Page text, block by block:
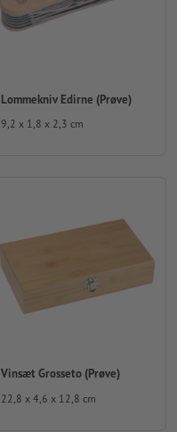
Lommekniv Edirne (Prøve)
9,2 x 1,8 x 2,3 cm
Vinsæt Grosseto (Prøve)
22,8 x 4,6 x 12,8 cm